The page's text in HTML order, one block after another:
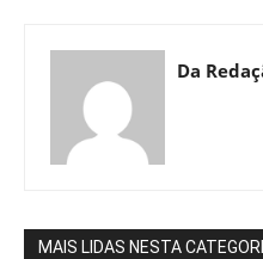
Da
MAIS LIDAS NESTA